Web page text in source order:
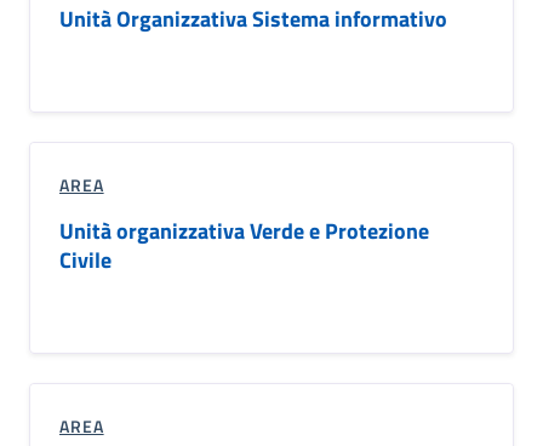
Unità Organizzativa Sistema informativo
AREA
Unità organizzativa Verde e Protezione
Civile
AREA